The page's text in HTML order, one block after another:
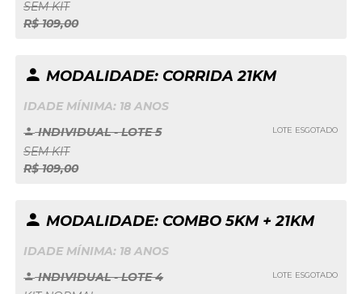
SEM KIT
R$ 109,00
MODALIDADE: CORRIDA 21KM
IDADE MÍNIMA: 18 ANOS
INDIVIDUAL - LOTE 5
LOTE ESGOTADO
SEM KIT
R$ 109,00
MODALIDADE: COMBO 5KM + 21KM
IDADE MÍNIMA: 18 ANOS
INDIVIDUAL - LOTE 4
LOTE ESGOTADO